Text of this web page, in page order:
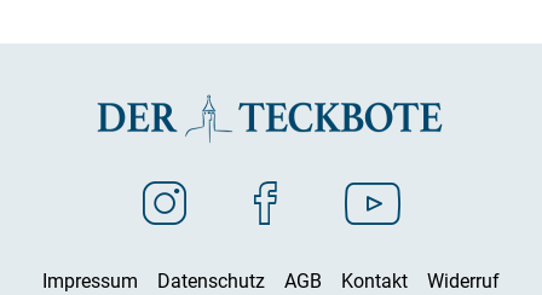
Impressum Datenschutz AGB Kontakt Widerruf